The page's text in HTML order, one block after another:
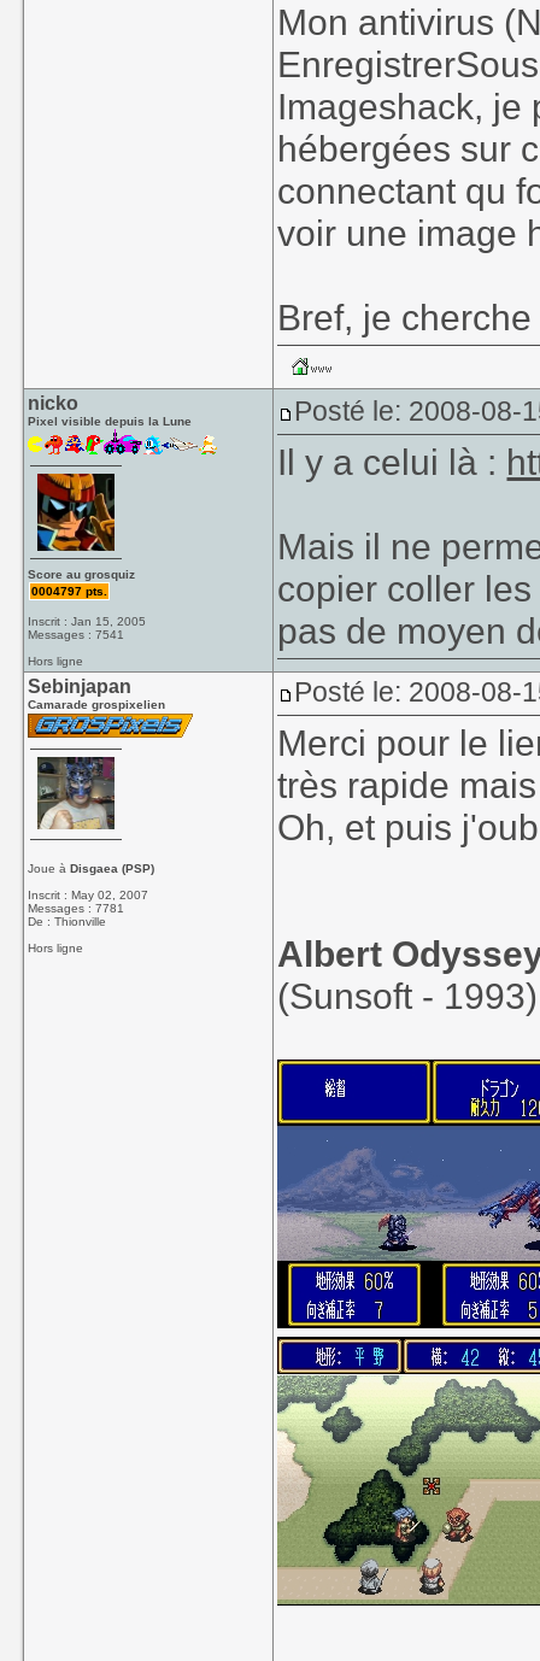
Mon antivirus
Imageshack, je
hébergées sur
connectant qu
voir une image
Bref, je
nicko
Pixel visible depuis la Lune
Score au grosquiz
0004797 pts.
Inscrit : Jan 15, 2005
Messages : 7541
Hors ligne
Posté le: 2008-08-
Il y a celui là :
Mais il ne
copier coller
pas de moyen
Sebinjapan
Camarade grospixelien
Joue àDisgaea (PSP)
Inscrit : May 02, 2007
Messages : 7781
De : Thionville
Hors ligne
Posté le: 2008-08-
Merci pour le
très rapide
Oh, et puis
Albert
(Sunsoft - 1993)